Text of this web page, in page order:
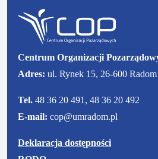
Centrum Organizacji
Adres: ul. Rynek 15, 26-600 Radom
Tel. 48 36 20 491, 48 36 20 492
E-mail: cop@umradom.pl
Deklaracja dostępności